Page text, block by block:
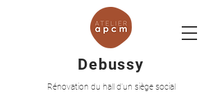
Debussy
Rénovation du hall d'un siège social